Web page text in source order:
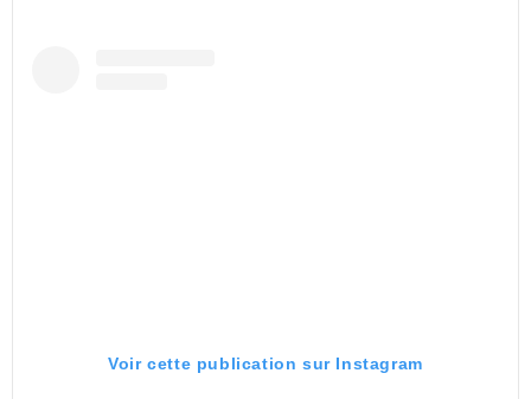
Voir cette publication sur Instagram